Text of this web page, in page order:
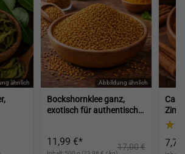
für
Bockshornklee ganz,
exotisch für authentische
11,99 €* 17,00 €